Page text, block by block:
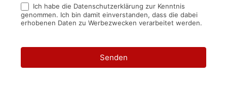
Ich habe die Datenschutzerklärung zur Kenntnis
genommen. Ich bin damit einverstanden, dass die dabei
erhobenen Daten zu Werbezwecken verarbeitet werden.
Senden